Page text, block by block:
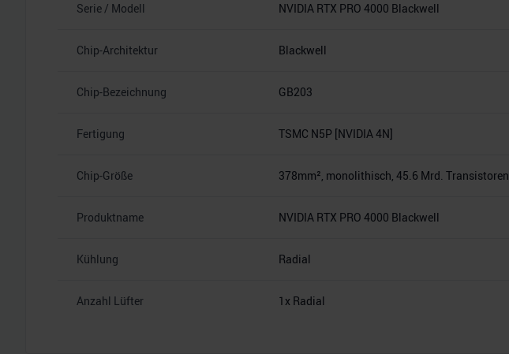
Serie / Modell NVIDIA RTX PRO 4000 Blackwell
Chip-Architektur Blackwell
Chip-Bezeichnung GB203
Fertigung TSMC N5P [NVIDIA 4N]
Chip-Größe 378mm², monolithisch, 45.6 Mrd. Transistoren
Produktname NVIDIA RTX PRO 4000 Blackwell
Kühlung Radial
Anzahl Lüfter 1x Radial